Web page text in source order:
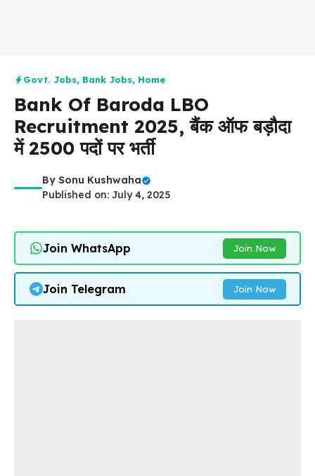
Govt. Jobs, Bank Jobs, Home
Bank Of Baroda LBO
Recruitment 2025, बैंक ऑफ बड़ौदा
में 2500 पदों पर भर्ती
By Sonu Kushwaha
Published on: July 4, 2025
Join WhatsApp Join Now
Join Telegram Join Now